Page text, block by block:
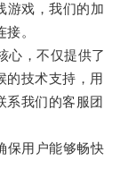
戏，我们的加
。
，不仅提供了
的技术支持，用
系我们的客服团
用户能够畅快